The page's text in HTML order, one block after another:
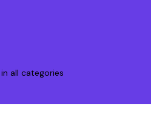
all categories